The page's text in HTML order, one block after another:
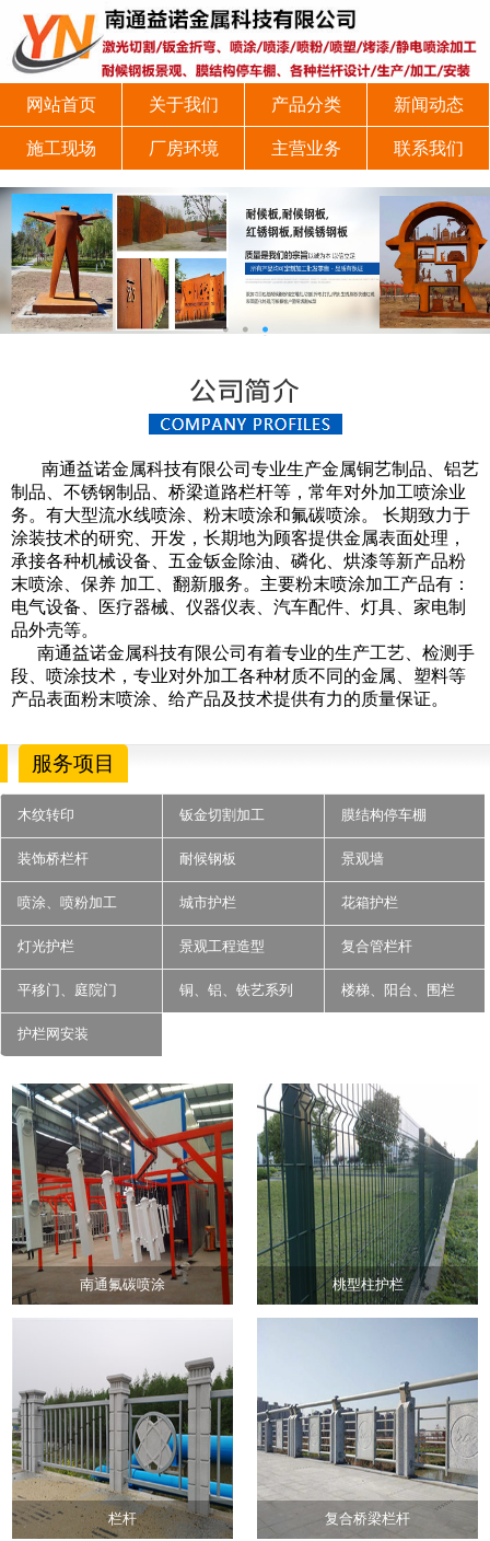
网站首页 关于我们 产品分类 新闻动态
施工现场 厂房环境 主营业务 联系我们
南通益诺金属科技有限公司专业生产金属铜艺制品、铝艺
制品、不锈钢制品、桥梁道路栏杆等，常年对外加工喷涂业
务。有大型流水线喷涂、粉末喷涂和氟碳喷涂。 长期致力于
涂装技术的研究、开发，长期地为顾客提供金属表面处理，
承接各种机械设备、五金钣金除油、磷化、烘漆等新产品粉
末喷涂、保养 加工、翻新服务。主要粉末喷涂加工产品有：
电气设备、医疗器械、仪器仪表、汽车配件、灯具、家电制
品外壳等。
南通益诺金属科技有限公司有着专业的生产工艺、检测手
段、喷涂技术，专业对外加工各种材质不同的金属、塑料等
产品表面粉末喷涂、给产品及技术提供有力的质量保证。
服务项目
木纹转印 钣金切割加工 膜结构停车棚
装饰桥栏杆 耐候钢板 景观墙
喷涂、喷粉加工 城市护栏 花箱护栏
灯光护栏 景观工程造型 复合管栏杆
平移门、庭院门 铜、铝、铁艺系列 楼梯、阳台、围栏
护栏网安装
南通氟碳喷涂 桃型柱护栏
栏杆 复合桥梁栏杆